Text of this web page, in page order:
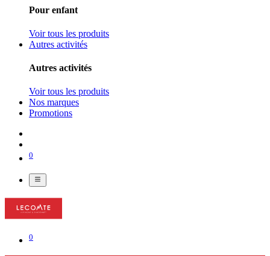
Pour enfant
Voir tous les produits
Autres activités
Autres activités
Voir tous les produits
Nos marques
Promotions
0
0